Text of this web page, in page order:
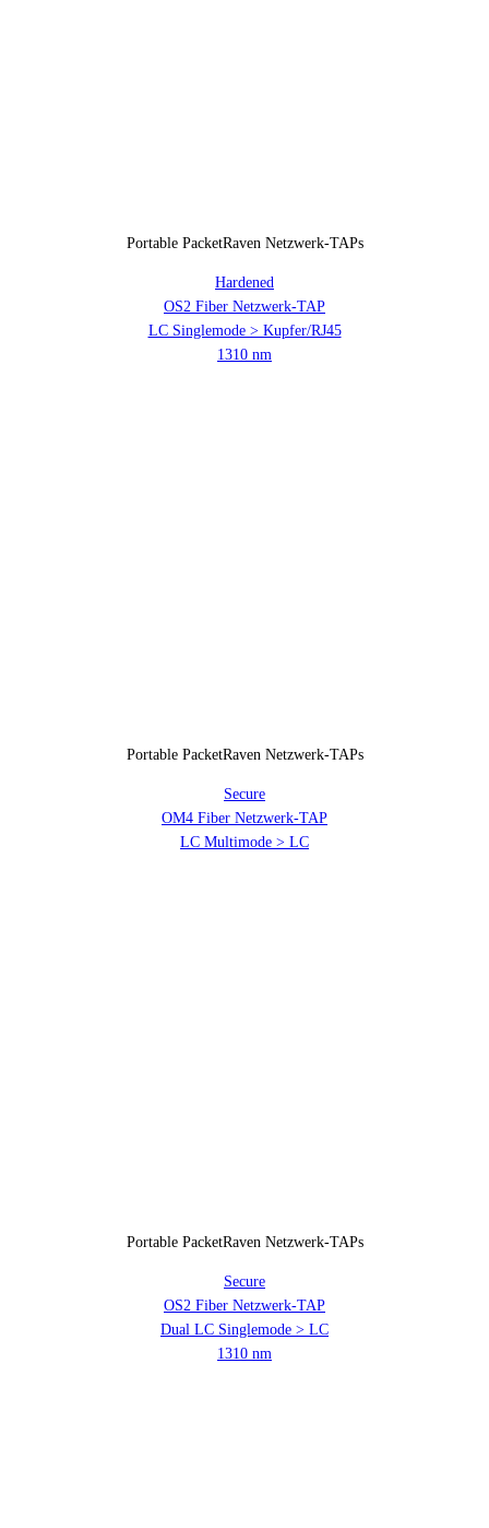
Portable PacketRaven Netzwerk-TAPs
Hardened
OS2 Fiber Netzwerk-TAP
LC Singlemode > Kupfer/RJ45
1310 nm
Portable PacketRaven Netzwerk-TAPs
Secure
OM4 Fiber Netzwerk-TAP
LC Multimode > LC
Portable PacketRaven Netzwerk-TAPs
Secure
OS2 Fiber Netzwerk-TAP
Dual LC Singlemode > LC
1310 nm